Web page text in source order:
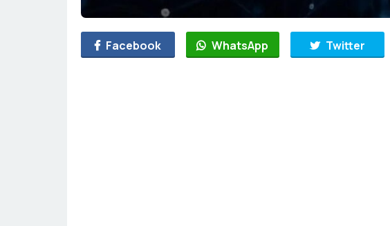
Facebook WhatsApp Twitter